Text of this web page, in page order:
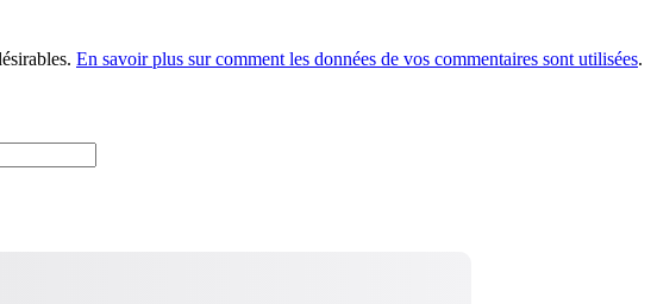
En savoir plus sur comment les données de vos commentaires sont utilisées.